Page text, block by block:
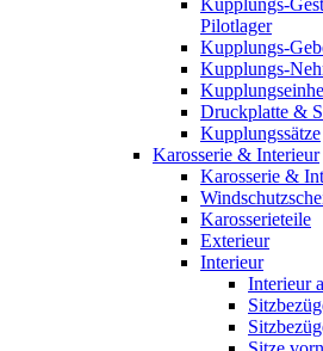
Pilotlager
Kupplungs-
Kupplungs-
Druckplatte &
Kupplungssätze
Karosserie & Interieur
Karosserie &
Karosserieteile
Exterieur
Interieur
Interieur